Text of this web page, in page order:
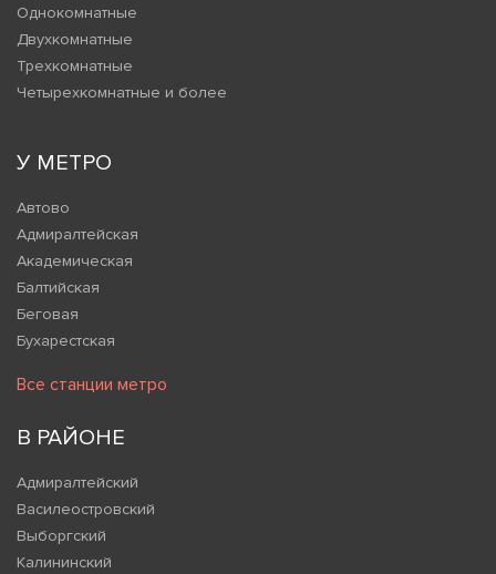
Однокомнатные
Двухкомнатные
Трехкомнатные
Четырехкомнатные и более
У МЕТРО
Автово
Адмиралтейская
Академическая
Балтийская
Беговая
Бухарестская
Все станции метро
В РАЙОНЕ
Адмиралтейский
Василеостровский
Выборгский
Калининский